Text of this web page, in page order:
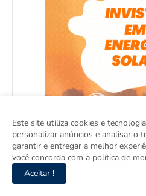
Este site utiliza cookies e
personalizar anúncios e analisar o
garantir e entregar a melhor
você concorda com a política de
Aceitar !